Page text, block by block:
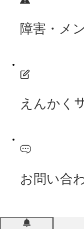
障害・メ
えんかく
お問い合